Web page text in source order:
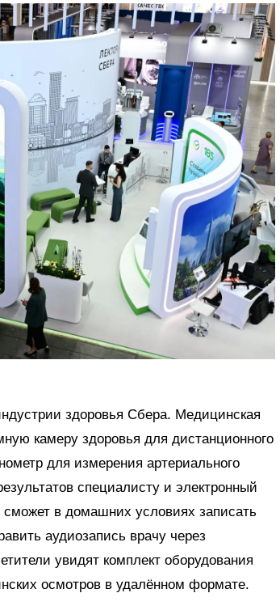
здоровья Сбера. Медицинская
камеру здоровья для дистанционного
для измерения артериального
специалисту и электронный
в домашних условиях записать
аудиозапись врачу через
увидят комплект оборудования
осмотров в удалённом формате.